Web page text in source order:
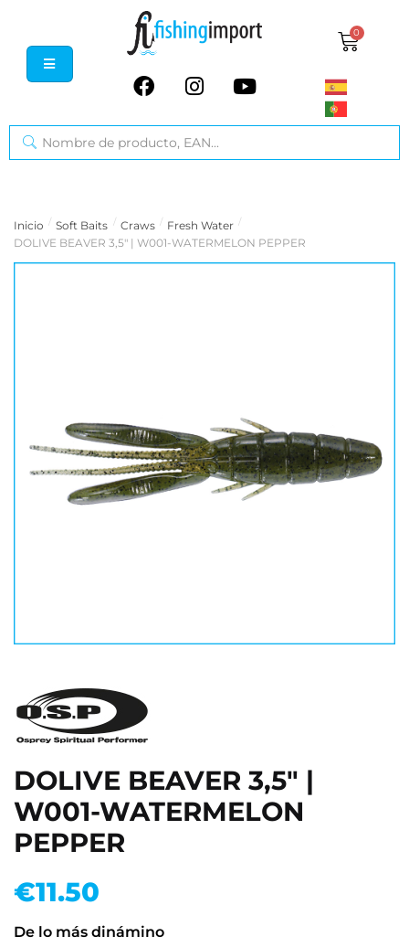
0
Inicio / Soft Baits / Craws / Fresh Water /
DOLIVE BEAVER 3,5" | W001-WATERMELON PEPPER
DOLIVE BEAVER 3,5" |
W001-WATERMELON
PEPPER
€11.50
De lo más dinámino